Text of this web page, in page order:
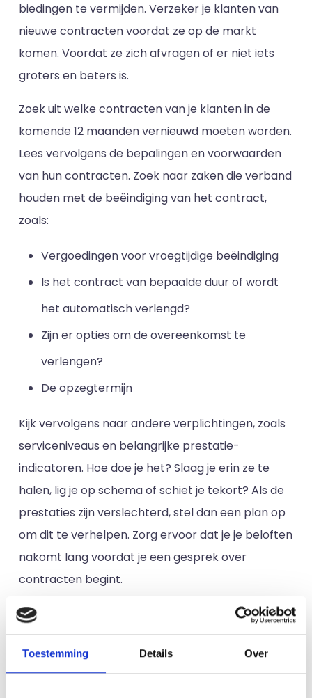
Toestemming Details Over
biedingen te vermijden. Verzeker je klanten van
nieuwe contracten voordat ze op de markt
komen. Voordat ze zich afvragen of er niet iets
groters en beters is.
Zoek uit welke contracten van je klanten in de
komende 12 maanden vernieuwd moeten worden.
Lees vervolgens de bepalingen en voorwaarden
van hun contracten. Zoek naar zaken die verband
houden met de beëindiging van het contract,
zoals:
Vergoedingen voor vroegtijdige beëindiging
Is het contract van bepaalde duur of wordt
het automatisch verlengd?
Zijn er opties om de overeenkomst te
verlengen?
De opzegtermijn
Kijk vervolgens naar andere verplichtingen, zoals
serviceniveaus en belangrijke prestatie-
indicatoren. Hoe doe je het? Slaag je erin ze te
halen, lig je op schema of schiet je tekort? Als de
prestaties zijn verslechterd, stel dan een plan op
om dit te verhelpen. Zorg ervoor dat je je beloften
nakomt lang voordat je een gesprek over
contracten begint.
Kijk ten slotte naar hun prijsstructuur. Betalen ze
te veel, te weinig of het juiste bedrag voor de
diensten? Dingen veranderen en klanten met
langetermijncontracten hebben vaak oude